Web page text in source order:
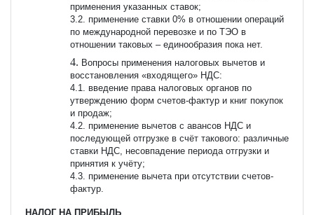
применения указанных ставок;
3.2. применение ставки 0% в отношении операций
по международной перевозке и по ТЭО в
отношении таковых – единообразия пока нет.
Вопросы применения налоговых вычетов и
восстановления «входящего» НДС:
4.1. введение права налоговых органов по
утверждению форм счетов-фактур и книг покупок
и продаж;
4.2. применение вычетов с авансов НДС и
последующей отгрузке в счёт такового: различные
ставки НДС, несовпадение периода отгрузки и
принятия к учёту;
4.3. применение вычета при отсутствии счетов-
фактур.
НАЛОГ НА ПРИБЫЛЬ